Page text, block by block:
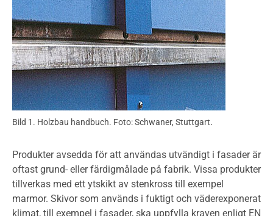
Bild 1. Holzbau handbuch. Foto: Schwaner, Stuttgart.
Produkter avsedda för att användas utvändigt i fasader är
oftast grund- eller färdigmålade på fabrik. Vissa produkter
tillverkas med ett ytskikt av stenkross till exempel
marmor. Skivor som används i fuktigt och väderexponerat
klimat, till exempel i fasader, ska uppfylla kraven enligt EN